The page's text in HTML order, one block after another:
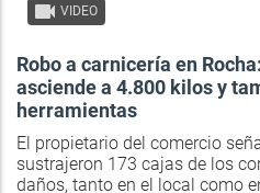
VIDEO
Robo a carnicería en
asciende a 4.800 kilos y
herramientas
El propietario del comercio
sustrajeron 173 cajas de los
daños, tanto en el local como